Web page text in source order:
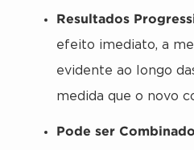
Resultados
efeito imediato, a
evidente ao longo
medida que o novo
Pode ser